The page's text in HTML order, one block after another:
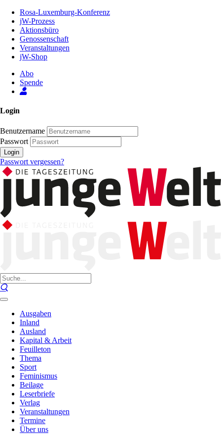
Inhalt
Seite
Rosa-Luxemburg-Konferenz
jW-Prozess
Aktionsbüro
Genossenschaft
Veranstaltungen
jW-Shop
Abo
Spende
Login
Benutzername
Passwort
Login
Passwort vergessen?
Ausgaben
Inland
Ausland
Kapital & Arbeit
Feuilleton
Thema
Sport
Feminismus
Beilage
Leserbriefe
Verlag
Veranstaltungen
Termine
Über uns